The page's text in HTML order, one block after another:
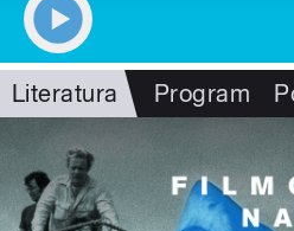
Literatura Program